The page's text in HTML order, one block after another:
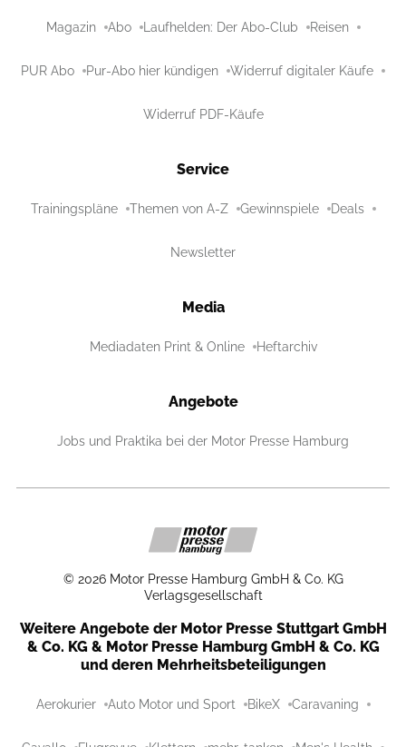
Magazin Abo Laufhelden: Der Abo-Club Reisen
PUR Abo Pur-Abo hier kündigen Widerruf digitaler Käufe
Widerruf PDF-Käufe
Service
Trainingspläne Themen von A-Z Gewinnspiele Deals
Newsletter
Media
Mediadaten Print & Online Heftarchiv
Angebote
Jobs und Praktika bei der Motor Presse Hamburg
© 2026 Motor Presse Hamburg GmbH & Co. KG
Verlagsgesellschaft
Weitere Angebote der Motor Presse Stuttgart GmbH
& Co. KG & Motor Presse Hamburg GmbH & Co. KG
und deren Mehrheitsbeteiligungen
Aerokurier Auto Motor und Sport BikeX Caravaning